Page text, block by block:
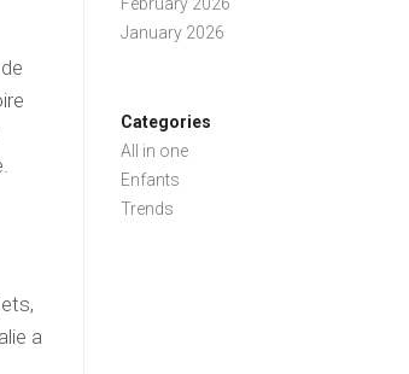
a
January 2026
Categories
All in one
Enfants
Trends